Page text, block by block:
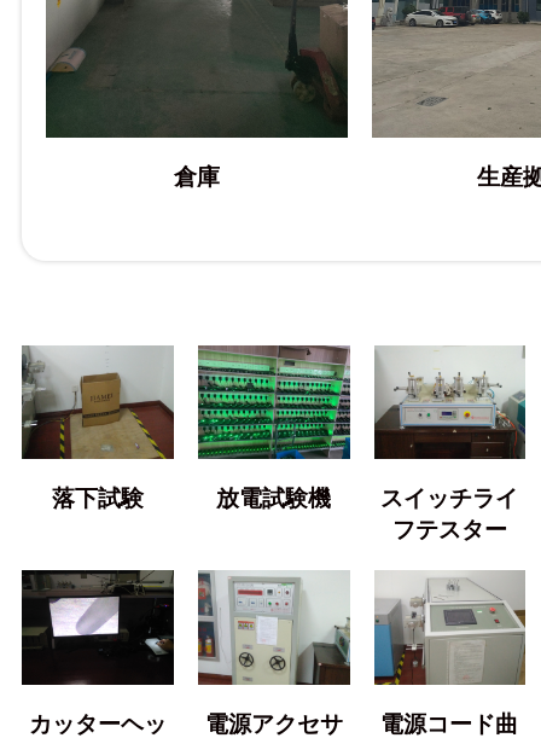
倉庫 生産
落下試験 放電試験機
スイッチライ
フテスター
カッターヘッ
電源アクセサ
電源コード曲